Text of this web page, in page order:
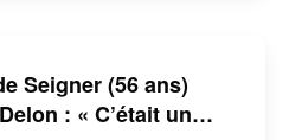
Seigner (56 ans)
: « C’était un…